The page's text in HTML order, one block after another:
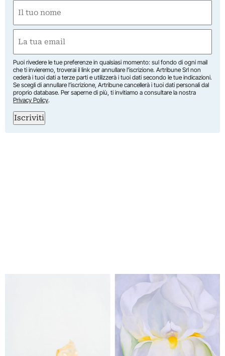
(Obbligatorio)
Nome
(Obbligatorio)
Puoi rivedere le tue preferenze in qualsiasi momento: sul fondo di ogni mail
che ti invieremo, troverai il link per annullare l’iscrizione. Artribune Srl non
cederà i tuoi dati a terze parti e utilizzerà i tuoi dati secondo le tue indicazioni.
Se scegli di annullare l’iscrizione, Artribune cancellerà i tuoi dati personali dal
proprio database. Per saperne di più, ti invitiamo a consultare la nostra
Privacy Policy.
Iscriviti